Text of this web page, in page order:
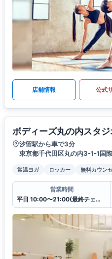
店舗情報 公式
ボディーズ丸の内スタ
汐留駅から車で3分
東京都千代田区丸の内3-1-1国
常温ヨガ ロッカー 無料カウン
営業時間
平日 10:00〜21:00(最終チェックイン20:30)